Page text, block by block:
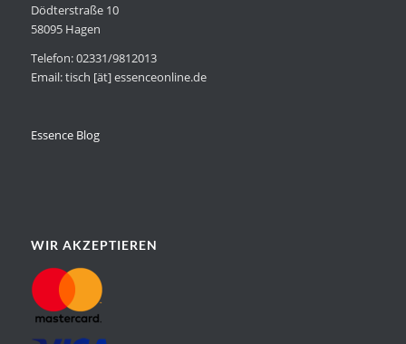
Dödterstraße 10
58095 Hagen
Telefon: 02331/9812013
Email: tisch [ät] essenceonline.de
Essence Blog
WIR AKZEPTIEREN